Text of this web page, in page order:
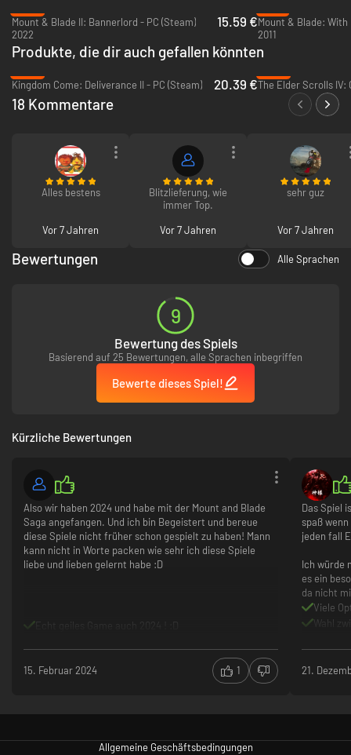
herausfordern.
Sie können mit hunderten von Charakteren interagieren.
Mount & Blade II: Bannerlord - PC (Steam)
2022
15.59 €Mount & Blade: With
2011
Produkte, die dir auch gefallen könnten
Kingdom Come: Deliverance II - PC (Steam)
20.39 €
18 Kommentare
Alles bestens
Vor 7 Jahren
Blitzlieferung, wie
immer Top.
Vor 7 Jahren
sehr guz
Vor 7 Jahren
Bewertungen Alle Sprachen
9
Bewertung des Spiels
Basierend auf 25 Bewertungen, alle Sprachen inbegriffen
Bewerte dieses Spiel!
Kürzliche Bewertungen
Also wir haben 2024 und habe mit der Mount and Blade
Saga angefangen. Und ich bin Begeistert und bereue
diese Spiele nicht früher schon gespielt zu haben! Mann
kann nicht in Worte packen wie sehr ich diese Spiele
liebe und lieben gelernt habe :D
15. Februar 2024 1
Das Spiel
spaß
jeden fall
Ich würde
es ein
da nicht
Viele
Wahl
Ältere
kann
21.
Allgemeine Geschäftsbedingungen